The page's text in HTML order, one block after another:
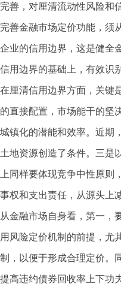
完善，对厘清流动性风险和
完善金融市场定价功能，须
企业的信用边界，这是健全
信用边界的基础上，有效识
在厘清信用边界方面，关键
的直接配置，市场能干的坚
城镇化的潜能和效率。近期
土地资源创造了条件。三是
上同样要体现竞争中性原
事权和支出责任，从源头上
从金融市场自身看，第一，
用风险定价机制的前提，尤
制，以便于形成合理定价。
提高违约债券回收率上下功